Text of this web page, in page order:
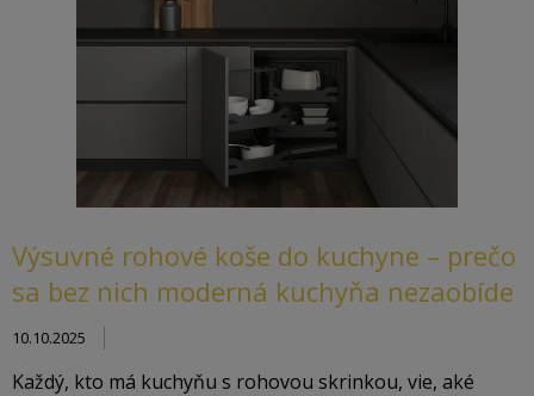
Výsuvné rohové koše do kuchyne – prečo
sa bez nich moderná kuchyňa nezaobíde
10.10.2025
Každý, kto má kuchyňu s rohovou skrinkou, vie, aké